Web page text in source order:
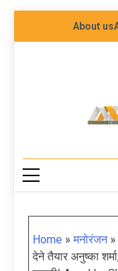
About us
Home »मनोरंजन»
देने तैयार अनुष्का